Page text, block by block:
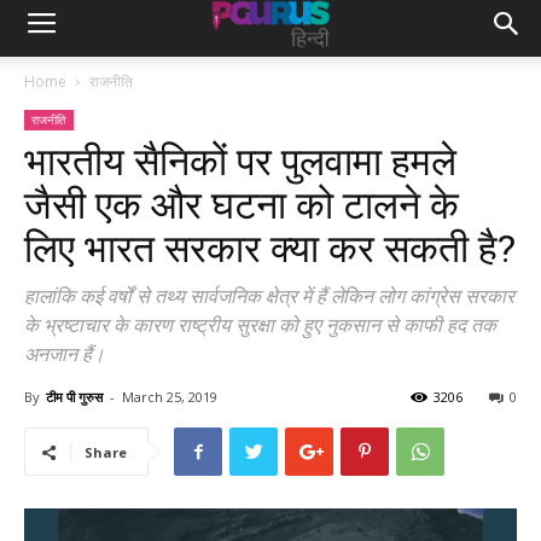
Home राजनीति
राजनीति
भारतीय सैनिकों पर पुलवामा हमले
जैसी एक और घटना को टालने के
लिए भारत सरकार क्या कर सकती है?
हालांकि कई वर्षों से तथ्य सार्वजनिक क्षेत्र में हैं लेकिन लोग कांग्रेस सरकार
के भ्रष्टाचार के कारण राष्ट्रीय सुरक्षा को हुए नुकसान से काफी हद तक
अनजान हैं।
By टीम पी गुरुस - March 25, 2019 0
3206
Share